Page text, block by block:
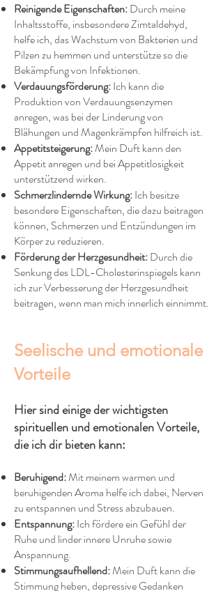
Reinigende Eigenschaften:Durch meine
Inhaltsstoffe, insbesondere Zimtaldehyd,
helfe ich, das Wachstum von Bakterien und
Pilzen zu hemmen und unterstütze so die
Bekämpfung von Infektionen. ​
Verdauungsförderung:Ich kann die
Produktion von Verdauungsenzymen
anregen, was bei der Linderung von
Blähungen und Magenkrämpfen hilfreich ist.
Appetitsteigerung:Mein Duft kann den
Appetit anregen und bei Appetitlosigkeit
unterstützend wirken.
Schmerzlindernde Wirkung:Ich besitze
besondere Eigenschaften, die dazu beitragen
können, Schmerzen und Entzündungen im
Körper zu reduzieren.
Förderung der Herzgesundheit:Durch die
Senkung des LDL-Cholesterinspiegels kann
ich zur Verbesserung der Herzgesundheit
beitragen, wenn man mich innerlich einnimmt.
Seelische und emotionale
Vorteile
Hier sind einige der wichtigsten
spirituellen und emotionalen Vorteile,
die ich dir bieten kann:
Beruhigend:Mit meinem warmen und
beruhigenden Aroma helfe ich dabei, Nerven
zu entspannen und Stress abzubauen.​
Entspannung:Ich fördere ein Gefühl der
Ruhe und linder innere Unruhe sowie
Anspannung.​
Stimmungsaufhellend:Mein Duft kann die
Stimmung heben, depressive Gedanken